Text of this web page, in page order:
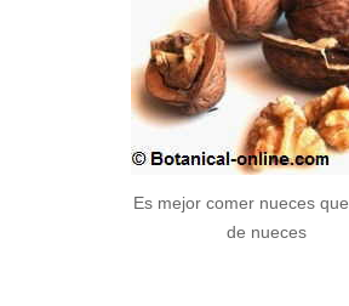
Es mejor comer nueces
de nueces